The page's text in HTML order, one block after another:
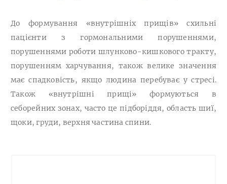
До формування «внутрішніх прищів» схильні
пацієнти з гормональними порушеннями,
порушеннями роботи шлунково-кишкового тракту,
порушенням харчування, також велике значення
має спадковість, якщо людина перебуває у стресі.
Також «внутрішні прищі» формуються в
себорейних зонах, часто це підборіддя, область шиї,
щоки, груди, верхня частина спини.